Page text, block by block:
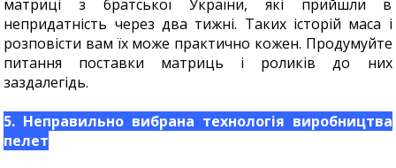
матриці з братської України, які прийшли в
непридатність через два тижні. Таких історій маса і
розповісти вам їх може практично кожен. Продумуйте
питання поставки матриць і роликів до них
заздалегідь.
5. Неправильно вибрана технологія виробництва
пелет